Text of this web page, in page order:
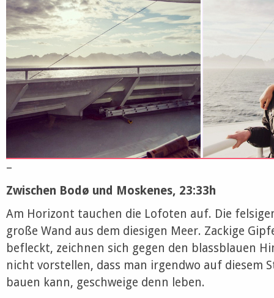
–
Zwischen Bodø und Moskenes, 23:33h
Am Horizont tauchen die Lofoten auf. Die
große Wand aus dem diesigen Meer. Zackige
befleckt, zeichnen sich gegen den blassblauen
nicht vorstellen, dass man irgendwo auf diesem
bauen kann, geschweige denn leben.